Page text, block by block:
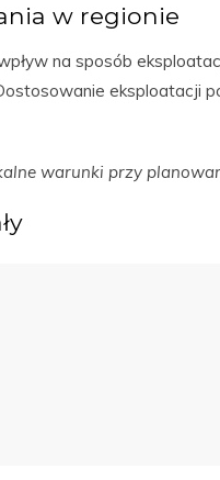
w regionie
na sposób
eksploatacji
warunki przy